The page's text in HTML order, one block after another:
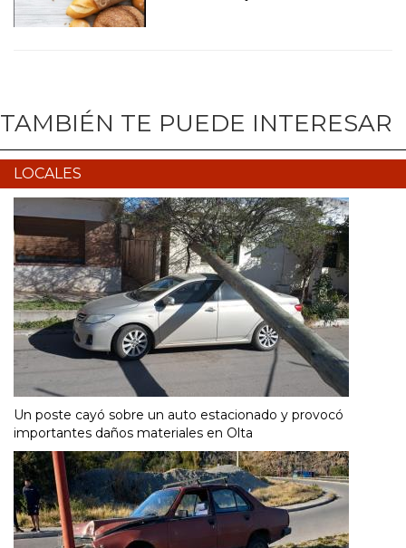
TAMBIÉN TE PUEDE INTERESAR
LOCALES
Un poste cayó sobre un auto estacionado y provocó
importantes daños materiales en Olta